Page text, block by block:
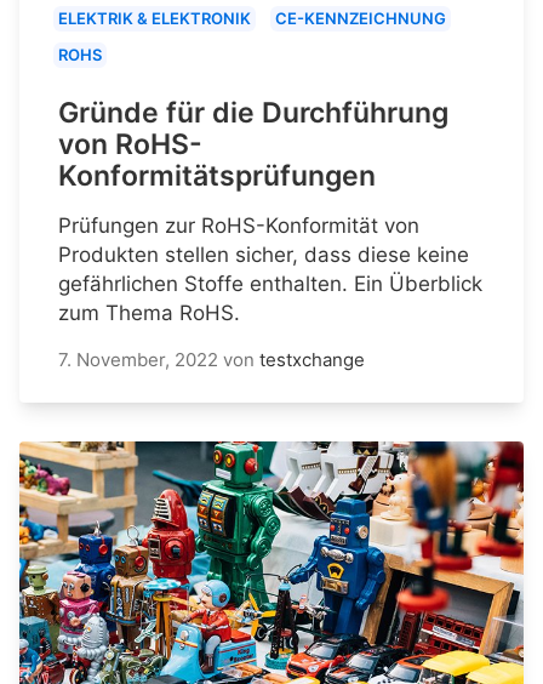
ELEKTRIK & ELEKTRONIK
CE-KENNZEICHNUNG
ROHS
Gründe für die Durchführung
von RoHS-
Konformitätsprüfungen
Prüfungen zur RoHS-Konformität von
Produkten stellen sicher, dass diese keine
gefährlichen Stoffe enthalten. Ein Überblick
zum Thema RoHS.
7. November, 2022 von testxchange